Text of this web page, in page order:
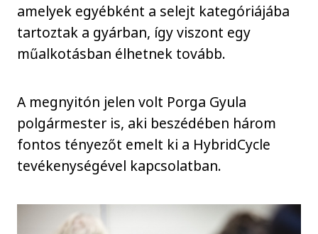
amelyek egyébként a selejt kategóriájába
tartoztak a gyárban, így viszont egy
műalkotásban élhetnek tovább.
A megnyitón jelen volt Porga Gyula
polgármester is, aki beszédében három
fontos tényezőt emelt ki a HybridCycle
tevékenységével kapcsolatban.